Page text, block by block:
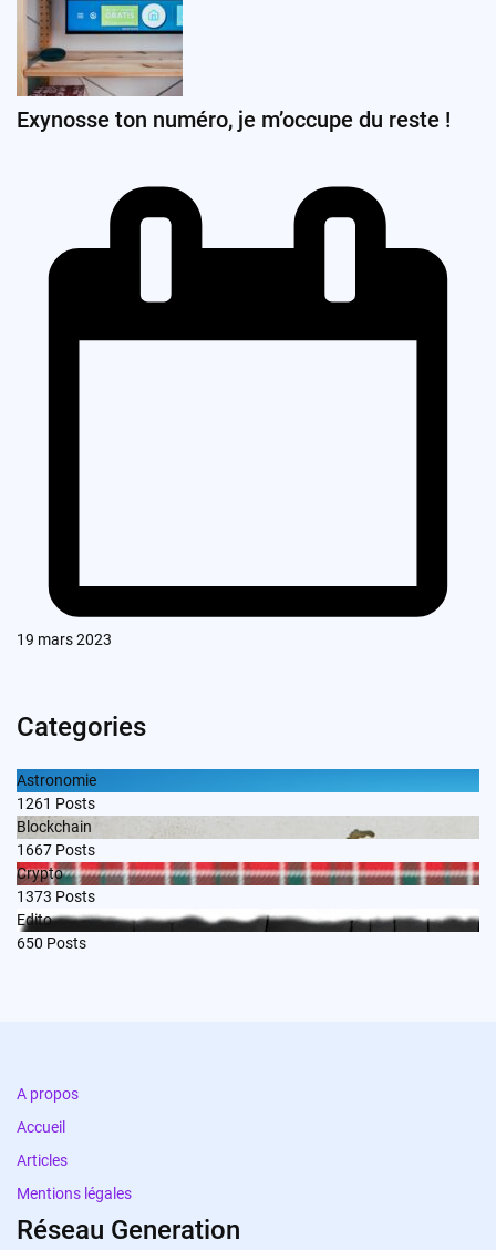
Exynosse ton numéro, je m’occupe du reste !
19 mars 2023
Categories
Astronomie
1261 Posts
Blockchain
1667 Posts
Crypto
1373 Posts
Edito
650 Posts
A propos
Accueil
Articles
Mentions légales
Réseau Generation